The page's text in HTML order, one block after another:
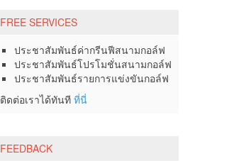
FREE SERVICES
ประชาสัมพันธ์ค่ากรีนฟีสนามกอล์ฟ
ประชาสัมพันธ์โปรโมชั่นสนามกอล์ฟ
ประชาสัมพันธ์รายการแข่งขันกอล์ฟ
ติดต่อเราได้ทันที ที่นี่
FEEDBACK